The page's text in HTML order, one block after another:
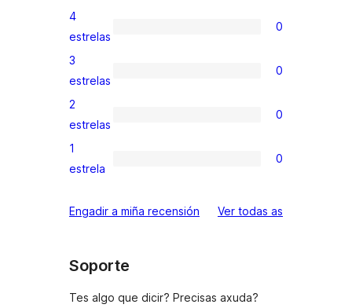
valoración
de
0
valoracións
de
4
estrelas
0
0
valoracións
de
3
estrelas
0
0
valoracións
de
estrelas
2
estrelas
0
0
de
1
estrela
0
Engadir a miña recensión Ver todas as
Soporte
Tes algo que dicir? Precisas axuda?